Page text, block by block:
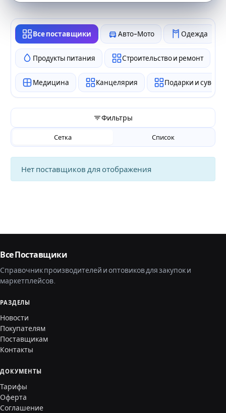
Все поставщики Авто-Мото Одежда
Продукты питания Строительство и ремонт
Медицина Канцелярия Подарки и
Фильтры
Сетка Список
Нет поставщиков для отображения
Все Поставщики
Справочник производителей и оптовиков для закупок и
маркетплейсов.
РАЗДЕЛЫ
Новости
Покупателям
Поставщикам
Контакты
ДОКУМЕНТЫ
Тарифы
Оферта
Соглашение